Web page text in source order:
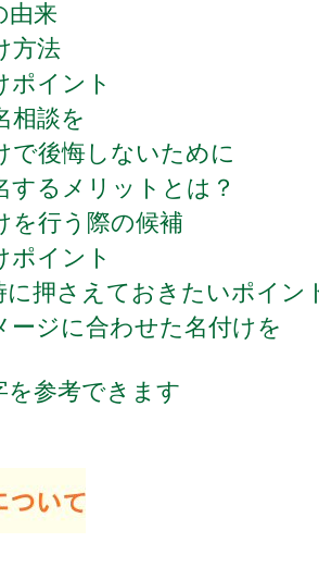
由来
方法
ポイント
相談を
で後悔しないために
するメリットとは？
を行う際の候補
ポイント
に押さえておきたいポイン
ージに合わせた名付けを
を参考できます